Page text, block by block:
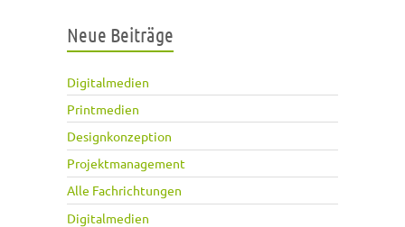
Neue Beiträge
Digitalmedien
Printmedien
Designkonzeption
Projektmanagement
Alle Fachrichtungen
Digitalmedien